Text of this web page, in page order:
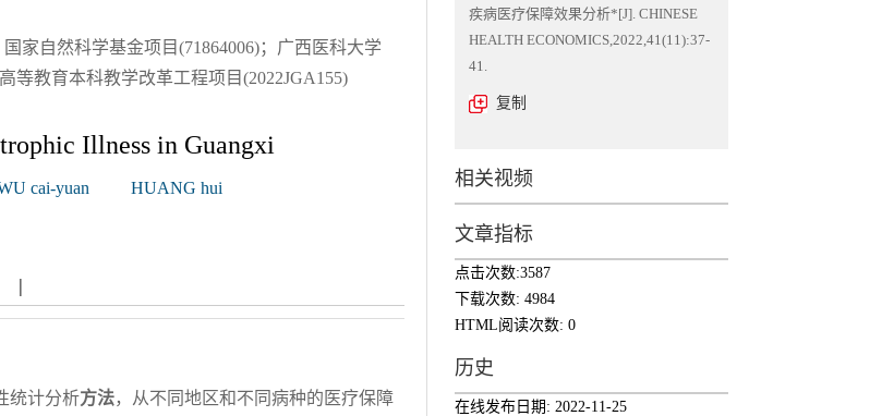
家自然科学基金项目(71864006)；广西医科大学
教育本科教学改革工程项目(2022JGA155)
Illness in Guangxi
cai-yuan
HUANG hui
|||
统计分析方法，从不同地区和不同病种的医疗保障
疾病医疗保障效果分析*[J]. CHINESE
HEALTH ECONOMICS,2022,41(11):37-
41.
复制
相关视频
文章指标
点击次数:3587
下载次数: 4984
HTML阅读次数: 0
历史
在线发布日期: 2022-11-25